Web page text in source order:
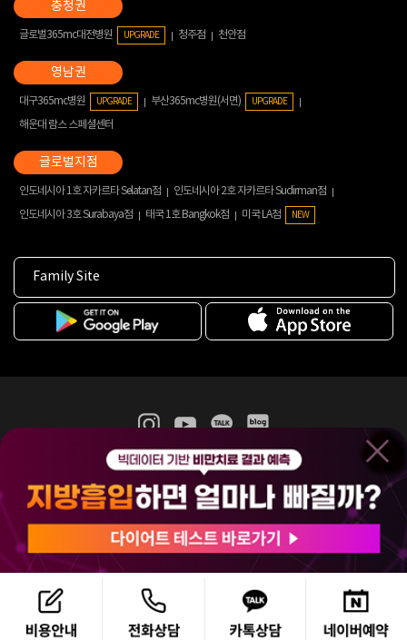
글로벌365mc대전병원 UPGRADE 청주점 천안점
대구365mc병원 UPGRADE 부산365mc병원(서면) UPGRADE
해운대 람스 스페셜센터
인도네시아 1호 자카르타 Selatan점
인도네시아 2호 자카르타 Sudirman점
인도네시아 3호 Surabaya점
태국 1호 Bangkok점 미국 LA점 NEW
Family Site
365mc 병·의원 이용약관
홈페이지 이용약관
비급여진료수가
(주)365mcㅣ서울특별시 서초구 서초대로52길 7, 3~4층(서초동, 제일빌딩)
120-87-04354ㅣ김남철
COPYRIGHT(C) 2025 365mc. ALL RIGHTS RESERVED.